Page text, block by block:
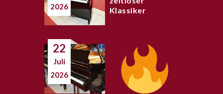
2026
Klassiker
22
Juli
2026